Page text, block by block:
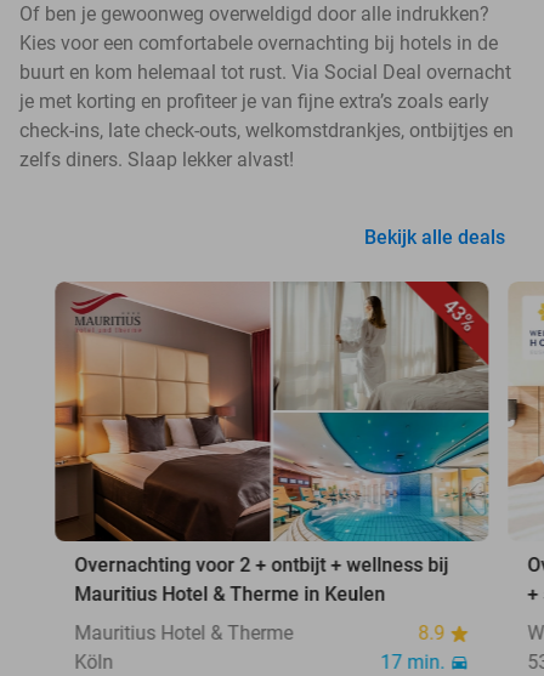
Of ben je gewoonweg overweldigd door alle indrukken?
Kies voor een comfortabele overnachting bij hotels in de
buurt en kom helemaal tot rust. Via Social Deal overnacht
je met korting en profiteer je van fijne extra’s zoals early
check-ins, late check-outs, welkomstdrankjes, ontbijtjes en
zelfs diners. Slaap lekker alvast!
Bekijk alle deals
43%
Overnachting voor 2 + ontbijt + wellness bij
Mauritius Hotel & Therme in Keulen
Mauritius Hotel & Therme
8.9
Köln
17 min.
+